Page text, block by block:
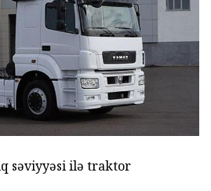
səviyyəsi ilə traktor